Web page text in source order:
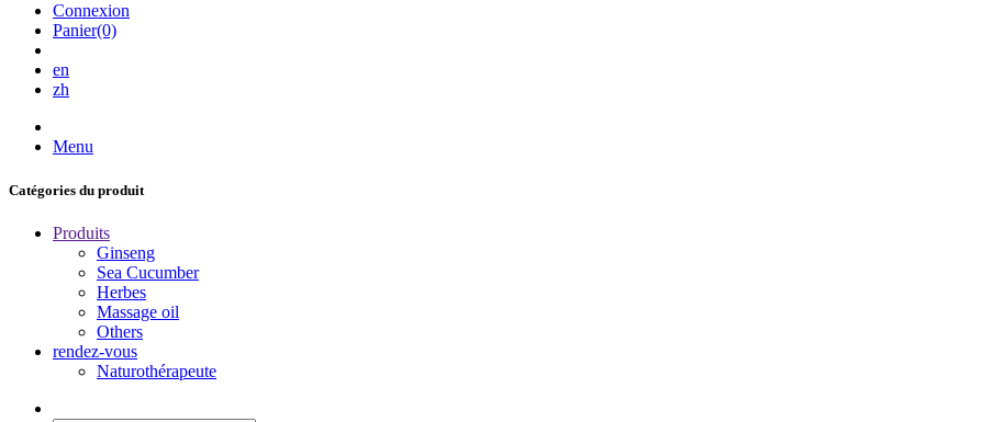
Connexion
Panier(0)
en
zh
Menu
Catégories du produit
Produits
Ginseng
Sea Cucumber
Herbes
Massage oil
Others
rendez-vous
Naturothérapeute